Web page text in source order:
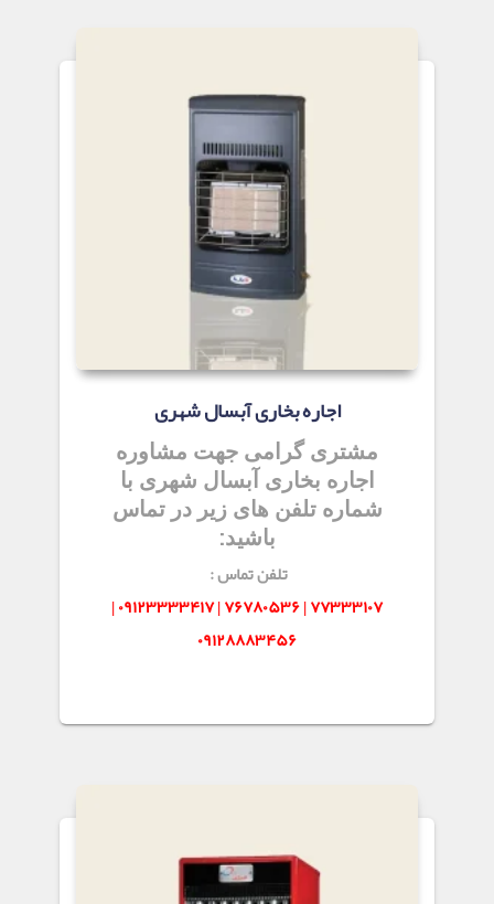
اجاره بخاری آبسال شهری
مشتری گرامی جهت مشاوره
اجاره بخاری آبسال شهری با
شماره تلفن های زیر در تماس
باشید:
تلفن تماس :
۷۷۳۳۳۱۰۷ | ۷۶۷۸۰۵۳۶ | ۰۹۱۲۳۳۳۳۴۱۷ |
۰۹۱۲۸۸۸۳۴۵۶